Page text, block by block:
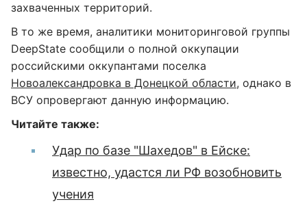
захваченных территорий.
В то же время, аналитики мониторинговой группы
DeepState сообщили о полной оккупации
российскими оккупантами поселка
Новоалександровка в Донецкой области, однако в
ВСУ опровергают данную информацию.
Читайте также:
Удар по базе "Шахедов" в Ейске:
известно, удастся ли РФ возобновить
учения